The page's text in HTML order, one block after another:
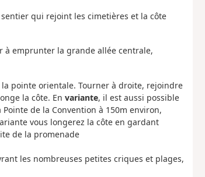
qui rejoint les cimetières et la côte
à emprunter la grande allée centrale,
pointe orientale. Tourner à droite, rejoindre
la côte. En variante, il est aussi possible
de la Convention à 150m environ,
vous longerez la côte en gardant
de la promenade
les nombreuses petites criques et plages,